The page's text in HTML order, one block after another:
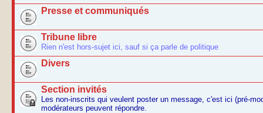
Presse et communiqués
Tribune libre
Rien n'est hors-sujet ici, sauf si ça parle de politique
Divers
Section invités
Les non-inscrits qui veulent poster un message, c'est ici (pré-
modérateurs peuvent répondre.